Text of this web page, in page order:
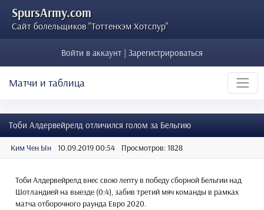
SpursArmy.com
Сайт болельщиков "Тоттенхэм Хотспур"
Войти в аккаунт | Зарегистрироваться
Матчи и таблица
Тоби Алдервейрелд отличился голом за Бельгию
Ким Чен Ын 10.09.2019 00:54 Просмотров: 1828
Тоби Алдервейрелд внес свою лепту в победу сборной Бельгии над
Шотландией на выезде (0:4), забив третий мяч команды в рамках
матча отборочного раунда Евро 2020.